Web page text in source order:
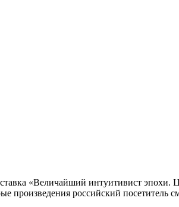
«Величайший интуитивист эпохи.
произведения российский посетитель